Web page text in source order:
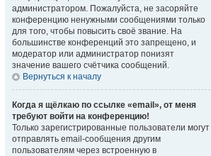
администратором. Пожалуйста, не засоряйте
конференцию ненужными сообщениями только
для того, чтобы повысить своё звание. На
большинстве конференций это запрещено, и
модератор или администратор понизят
значение вашего счётчика сообщений.
Вернуться к началу
Когда я щёлкаю по ссылке «email», от меня
требуют войти на конференцию!
Только зарегистрированные пользователи могут
отправлять email-сообщения другим
пользователям через встроенную в